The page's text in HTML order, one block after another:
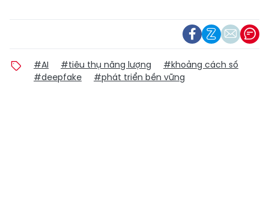
#AI #tiêu thụ năng lượng
#khoảng cách số
#deepfake
#phát triển bền vững